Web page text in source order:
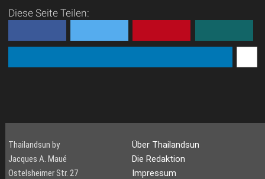
Diese Seite Teilen:
Thailandsun by
Jacques A. Maué
Ostelsheimer Str. 27
Über Thailandsun
Die Redaktion
Impressum